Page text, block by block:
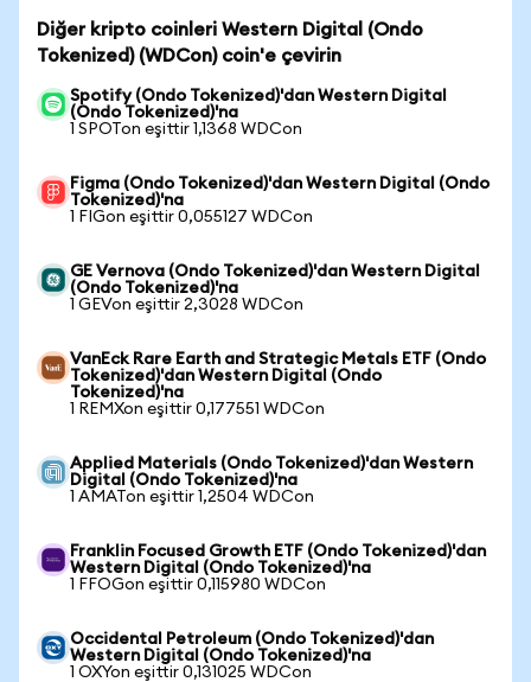
Diğer kripto coinleri Western Digital (Ondo
Tokenized) (WDCon) coin'e çevirin
Spotify (Ondo Tokenized)'dan Western Digital
(Ondo Tokenized)'na
1 SPOTon eşittir 1,1368 WDCon
Figma (Ondo Tokenized)'dan Western Digital (Ondo
Tokenized)'na
1 FIGon eşittir 0,055127 WDCon
GE Vernova (Ondo Tokenized)'dan Western Digital
(Ondo Tokenized)'na
1 GEVon eşittir 2,3028 WDCon
VanEck Rare Earth and Strategic Metals ETF (Ondo
Tokenized)'dan Western Digital (Ondo
Tokenized)'na
1 REMXon eşittir 0,177551 WDCon
Applied Materials (Ondo Tokenized)'dan Western
Digital (Ondo Tokenized)'na
1 AMATon eşittir 1,2504 WDCon
Franklin Focused Growth ETF (Ondo Tokenized)'dan
Western Digital (Ondo Tokenized)'na
1 FFOGon eşittir 0,115980 WDCon
Occidental Petroleum (Ondo Tokenized)'dan
Western Digital (Ondo Tokenized)'na
1 OXYon eşittir 0,131025 WDCon